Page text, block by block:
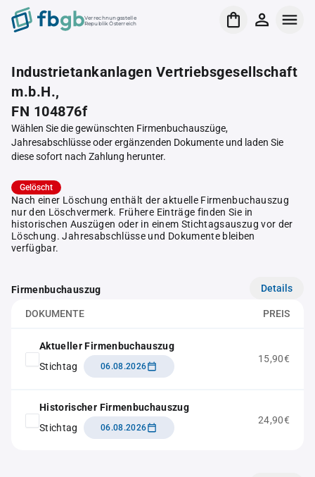
Verrechnungsstelle
Republik Österreich
Industrietankanlagen Vertriebsgesellschaft
m.b.H.,
FN 104876f
Wählen Sie die gewünschten Firmenbuchauszüge,
Jahresabschlüsse oder ergänzenden Dokumente und laden Sie
diese sofort nach Zahlung herunter.
Gelöscht
Nach einer Löschung enthält der aktuelle Firmenbuchauszug
nur den Löschvermerk. Frühere Einträge finden Sie in
historischen Auszügen oder in einem Stichtagsauszug vor der
Löschung. Jahresabschlüsse und Dokumente bleiben
verfügbar.
Firmenbuchauszug Details
DOKUMENTE PREIS
Aktueller Firmenbuchauszug
Stichtag
06.08.2026
15,90€
Historischer Firmenbuchauszug
Stichtag
06.08.2026
24,90€